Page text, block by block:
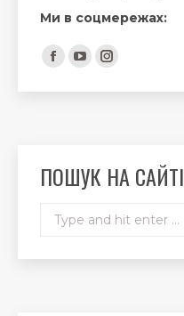
Ми в соцмережах:
Find us on:
Facebook
page
window
YouTube
page
window
Instagram
page
window
ПОШУК НА САЙТІ